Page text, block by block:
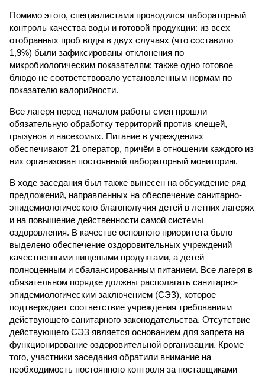
Помимо этого, специалистами проводился лабораторный
контроль качества воды и готовой продукции: из всех
отобранных проб воды в двух случаях (что составило
1,9%) были зафиксированы отклонения по
микробиологическим показателям; также одно готовое
блюдо не соответствовало установленным нормам по
показателю калорийности.
Все лагеря перед началом работы смен прошли
обязательную обработку территорий против клещей,
грызунов и насекомых. Питание в учреждениях
обеспечивают 21 оператор, причём в отношении каждого из
них организован постоянный лабораторный мониторинг.
В ходе заседания был также вынесен на обсуждение ряд
предложений, направленных на обеспечение санитарно-
эпидемиологического благополучия детей в летних лагерях
и на повышение действенности самой системы
оздоровления. В качестве основного приоритета было
выделено обеспечение оздоровительных учреждений
качественными пищевыми продуктами, а детей –
полноценным и сбалансированным питанием. Все лагеря в
обязательном порядке должны располагать санитарно-
эпидемиологическим заключением (СЭЗ), которое
подтверждает соответствие учреждения требованиям
действующего санитарного законодательства. Отсутствие
действующего СЭЗ является основанием для запрета на
функционирование оздоровительной организации. Кроме
того, участники заседания обратили внимание на
необходимость постоянного контроля за поставщиками